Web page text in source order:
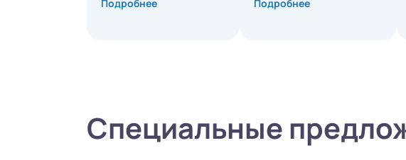
Подробнее Подробнее
Специальные